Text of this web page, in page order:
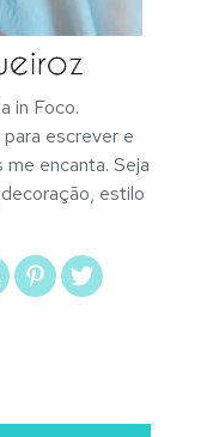
in Foco.
escrever e
encanta. Seja
estilo